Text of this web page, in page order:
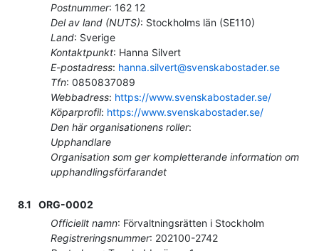
Postnummer: 162 12
Del av land (NUTS): Stockholms län (SE110)
Land: Sverige
Kontaktpunkt: Hanna Silvert
E-postadress: hanna.silvert@svenskabostader.se
Tfn: 0850837089
Webbadress: https://www.svenskabostader.se/
Köparprofil: https://www.svenskabostader.se/
Den här organisationens roller:
Upphandlare
Organisation som ger kompletterande information om
upphandlingsförfarandet
8.1
ORG-0002
Officiellt namn: Förvaltningsrätten i Stockholm
Registreringsnummer: 202100-2742